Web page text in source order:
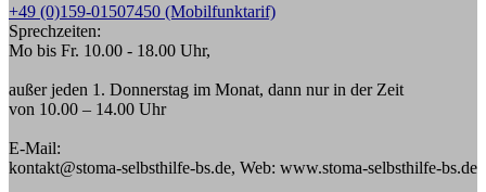
+49 (0)159-01507450 (Mobilfunktarif)
Sprechzeiten:
Mo bis Fr. 10.00 - 18.00 Uhr,
außer jeden 1. Donnerstag im Monat, dann nur in der Zeit
von 10.00 – 14.00 Uhr
E-Mail:
kontakt@stoma-selbsthilfe-bs.de, Web: www.stoma-selbsthilfe-bs.de